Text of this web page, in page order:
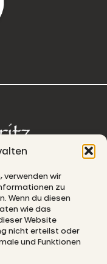
verwenden wir
zu
Wenn du diesen
wie das
Website
nicht erteilst oder
und Funktionen